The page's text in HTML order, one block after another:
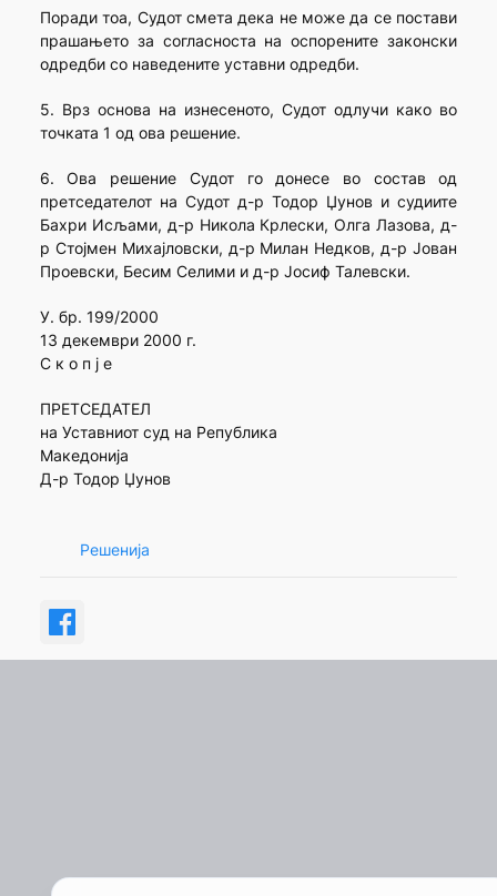
Поради тоа, Судот смета дека не може да се постави
прашањето за согласноста на оспорените законски
одредби со наведените уставни одредби.
5. Врз основа на изнесеното, Судот одлучи како во
точката 1 од ова решение.
6. Ова решение Судот го донесе во состав од
претседателот на Судот д-р Тодор Џунов и судиите
Бахри Исљами, д-р Никола Крлески, Олга Лазова, д-
р Стојмен Михајловски, д-р Милан Недков, д-р Јован
Проевски, Бесим Селими и д-р Јосиф Талевски.
У. бр. 199/2000
13 декември 2000 г.
С к о п ј е
ПРЕТСЕДАТЕЛ
на Уставниот суд на Република
Македонија
Д-р Тодор Џунов
Решенија